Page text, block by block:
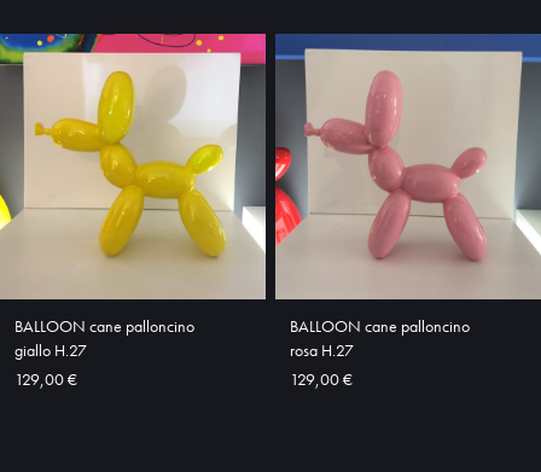
BALLOON cane palloncino
giallo H.27
129,00 €
BALLOON cane palloncino
rosa H.27
129,00 €